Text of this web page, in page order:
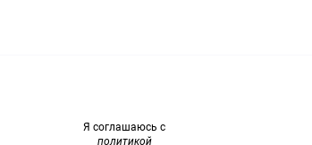
Я соглашаюсь с
политикой